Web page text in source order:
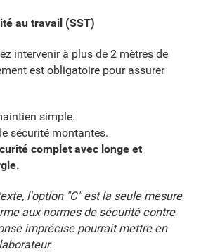
au travail (SST)
intervenir à plus de 2 mètres de
est obligatoire pour assurer
simple.
sécurité montantes.
complet avec longe et
l'option "C" est la seule mesure
aux normes de sécurité contre
imprécise pourrait mettre en